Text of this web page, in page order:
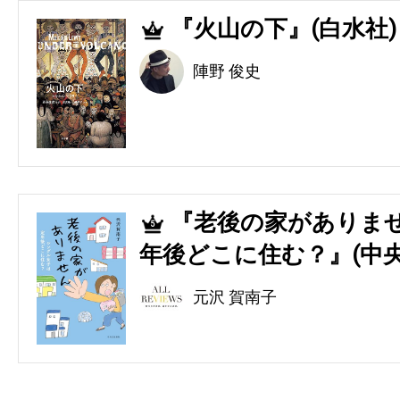
4 『火山の下』(白水社)
陣野 俊史
5
『老後の家があり
年後どこに住む？』(中
元沢 賀南子